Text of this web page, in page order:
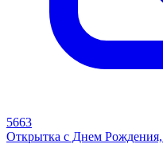
5663
Открытка с Днем